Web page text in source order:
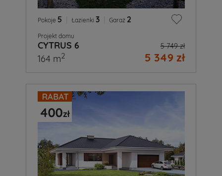
Pokoje 5 Łazienki 3 Garaż 2
Projekt domu
CYTRUS 6 5 749 zł
5 349 zł
164 m2